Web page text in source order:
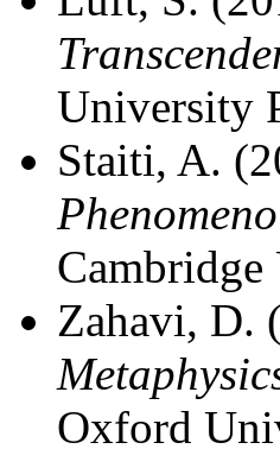
University
Staiti, A.
Cambridge
Zahavi, D.
Oxford